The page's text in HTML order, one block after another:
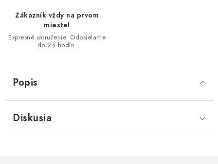
Zákazník vždy na prvom
mieste!
Expresné doručenie. Odosielame
do 24 hodín.
Popis
Diskusia